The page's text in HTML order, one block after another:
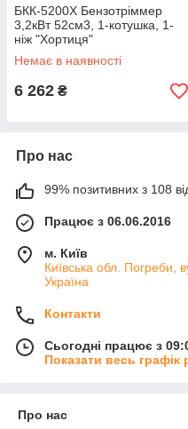
БКК-5200Х Бензотріммер
3,2кВт 52см3, 1-котушка, 1-
ніж "Хортиця"
Немає в наявності
6 262 ₴
Про нас
99% позитивних з 108
Працює з 06.06.2016
м. Київ
Київська обл. Погреби,
Україна
Контакти
Сьогодні працює з
Показати весь графік
Про нас